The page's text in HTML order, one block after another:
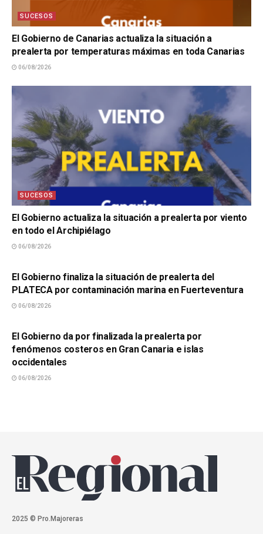
SUCESOS
El Gobierno de Canarias actualiza la situación a
prealerta por temperaturas máximas en toda Canarias
06/08/2026
SUCESOS
El Gobierno actualiza la situación a prealerta por viento
en todo el Archipiélago
06/08/2026
El Gobierno finaliza la situación de prealerta del
PLATECA por contaminación marina en Fuerteventura
06/08/2026
El Gobierno da por finalizada la prealerta por
fenómenos costeros en Gran Canaria e islas
occidentales
06/08/2026
2025 © Pro.Majoreras